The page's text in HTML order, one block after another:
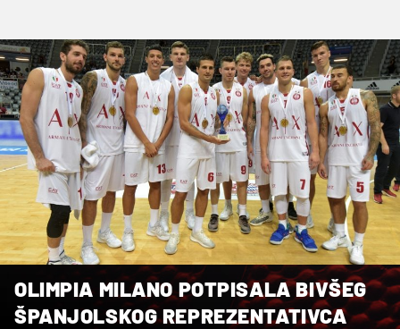
OLIMPIA MILANO POTPISALA BIVŠEG
ŠPANJOLSKOG REPREZENTATIVCA